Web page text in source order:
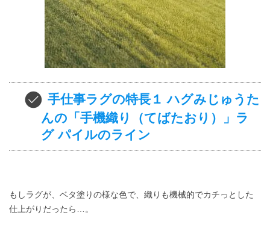
手仕事ラグの特長１ ハグみじゅうた
んの「手機織り（てばたおり）」ラ
グ パイルのライン
もしラグが、ベタ塗りの様な色で、織りも機械的でカチっとした
仕上がりだったら…。